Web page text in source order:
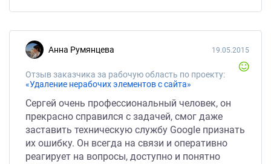
Анна Румянцева
Отзыв заказчика за рабочую область по проекту:
«Удаление нерабочих элементов с сайта»
19.05.2015
Сергей очень профессиональный человек, он
прекрасно справился с задачей, смог даже
заставить техническую службу Google признать
их ошибку. Он всегда на связи и оперативно
реагирует на вопросы, доступно и понятно